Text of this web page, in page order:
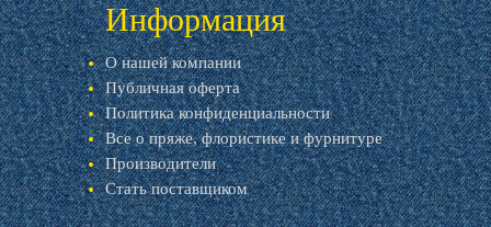
Информация
О нашей компании
Публичная оферта
Политика конфиденциальности
Все о пряже, флористике и фурнитуре
Производители
Стать поставщиком